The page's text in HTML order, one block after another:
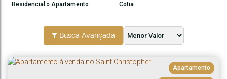
Residencial » Apartamento Cotia
Busca Avançada
Apartamento